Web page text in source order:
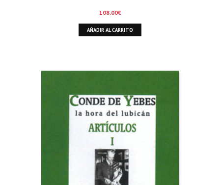
108,00€
AÑADIR AL CARRITO